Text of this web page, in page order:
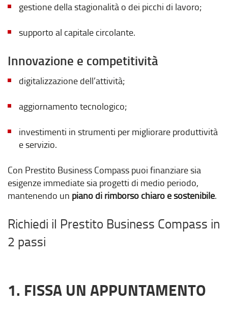
gestione della stagionalità o dei picchi di lavoro;
supporto al capitale circolante.
Innovazione e competitività
digitalizzazione dell’attività;
aggiornamento tecnologico;
investimenti in strumenti per migliorare produttività
e servizio.
Con Prestito Business Compass puoi finanziare sia
esigenze immediate sia progetti di medio periodo,
mantenendo un piano di rimborso chiaro e sostenibile.
Richiedi il Prestito Business Compass in
2 passi
1. FISSA UN APPUNTAMENTO